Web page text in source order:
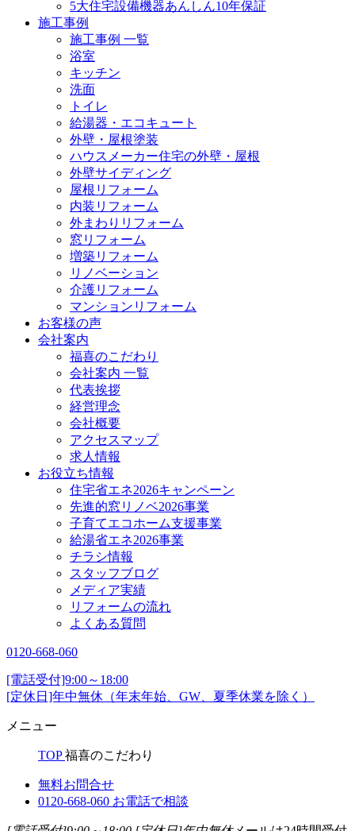
5大住宅設備機器あんしん10年保証
施工事例
施工事例 一覧
浴室
キッチン
洗面
トイレ
給湯器・エコキュート
外壁・屋根塗装
ハウスメーカー住宅の外壁・屋根
外壁サイディング
屋根リフォーム
内装リフォーム
外まわりリフォーム
窓リフォーム
増築リフォーム
リノベーション
介護リフォーム
マンションリフォーム
お客様の声
会社案内
福喜のこだわり
会社案内 一覧
代表挨拶
経営理念
会社概要
アクセスマップ
求人情報
お役立ち情報
住宅省エネ2026キャンペーン
先進的窓リノベ2026事業
子育てエコホーム支援事業
給湯省エネ2026事業
チラシ情報
スタッフブログ
メディア実績
リフォームの流れ
よくある質問
0120-668-060
[電話受付]9:00～18:00
[定休日]年中無休（年末年始、GW、夏季休業を除く）
メニュー
TOP 福喜のこだわり
無料お問合せ
0120-668-060 お電話で相談